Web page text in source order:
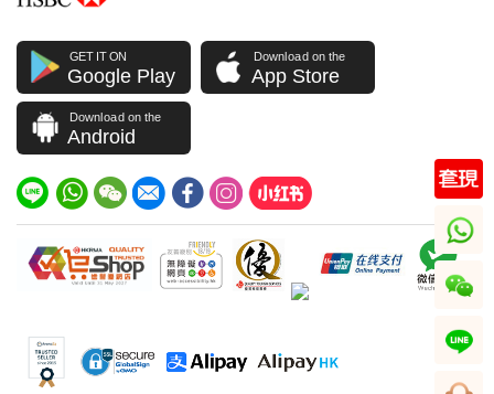
GET IT ON
Google Play
Download on the
App Store
Download on the
Android